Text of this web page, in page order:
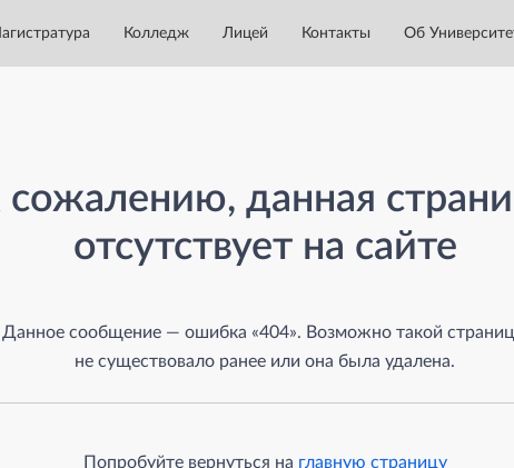
Колледж Лицей Контакты Об
сожалению, данная
отсутствует на сайте
Данное сообщение — ошибка «404». Возможно такой
не существовало ранее или она была удалена.
Попробуйте вернуться на главную страницу